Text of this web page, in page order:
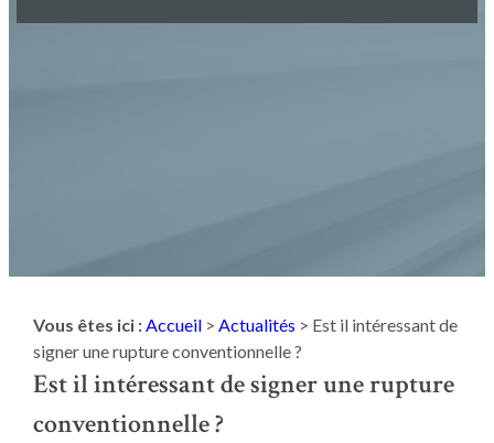
Vous êtes ici :Accueil> Actualités > Est il intéressant de
signer une rupture conventionnelle ?
Est il intéressant de signer une rupture
conventionnelle ?